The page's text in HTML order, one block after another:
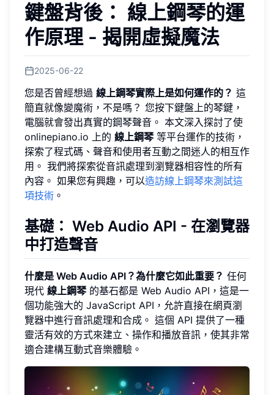
鍵盤背後： 線上鋼琴的運
作原理 - 揭開虛擬魔法
2025-06-22
您是否曾經想過 線上鋼琴實際上是如何運作的？ 這
簡直就像變魔術，不是嗎？ 您按下鍵盤上的琴鍵，
電腦就會發出真實的鋼琴聲音。 本文深入探討了使
onlinepiano.io 上的 線上鋼琴等平台運作的技術，
探索了程式碼、聲音和使用者互動之間迷人的相互作
用。 我們將探索從音訊處理到瀏覽器相容性的所有
內容。 如果您有興趣，可以造訪線上鋼琴來測試這
項技術 。
基礎： Web Audio API - 在瀏覽器
中打造聲音
什麼是 Web Audio API？為什麼它如此重要？ 任何
現代 線上鋼琴的基石都是 Web Audio API，這是一
個功能強大的 JavaScript API，允許直接在網頁瀏
覽器中進行音訊處理和合成。 這個 API 提供了一種
靈活有效的方式來建立、操作和播放音訊，使其非常
適合建構互動式音樂體驗。